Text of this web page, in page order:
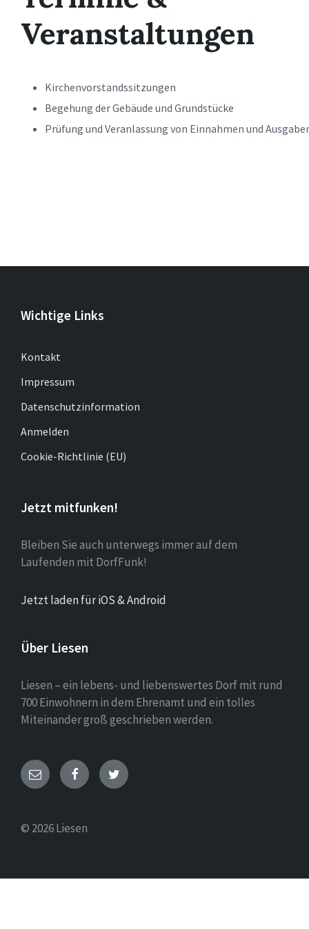
Veranstaltungen
Kirchenvorstandssitzungen
Begehung der Gebäude und Grundstücke
Prüfung und Veranlassung von Einnahmen und
Wichtige Links
Kontakt
Impressum
Datenschutzinformation
Anmelden
Cookie-Richtlinie (EU)
Jetzt mitfunken!
Bleiben Sie auch unterwegs immer auf dem
Laufenden mit DorfFunk!
Jetzt laden für iOS & Android
Über Liesen
Liesen – ein lebens- und liebenswertes Dorf mit rund
700 Einwohnern in dem Ehrenamt und ein tolles
Miteinander groß geschrieben werden.
E- FacebookTwitter
© 2026 Liesen